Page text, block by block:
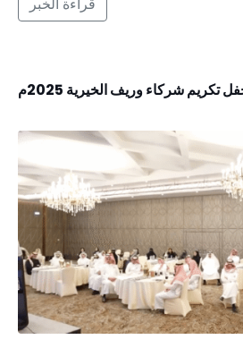
تكريم شركاء وريف الخيرية 2025م